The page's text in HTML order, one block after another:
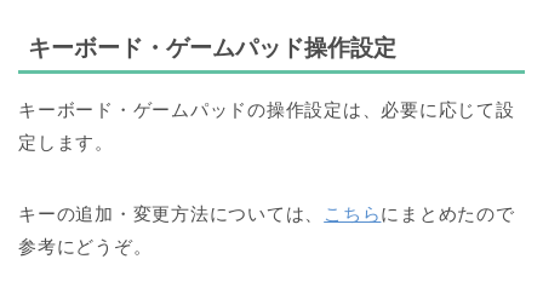
キーボード・ゲームパッド操作設定
キーボード・ゲームパッドの操作設定は、 必要に応じて設
定します。
キーの追加・変更方法については、 こちらにまとめたので
参考にどうぞ。